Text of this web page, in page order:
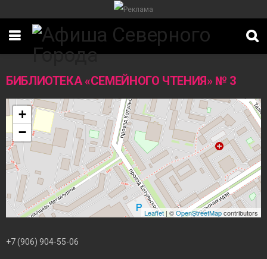
БИБЛИОТЕКА «СЕМЕЙНОГО ЧТЕНИЯ» № 3
+
−
Leaflet | ©OpenStreetMapcontributors
+7 (906) 904-55-06